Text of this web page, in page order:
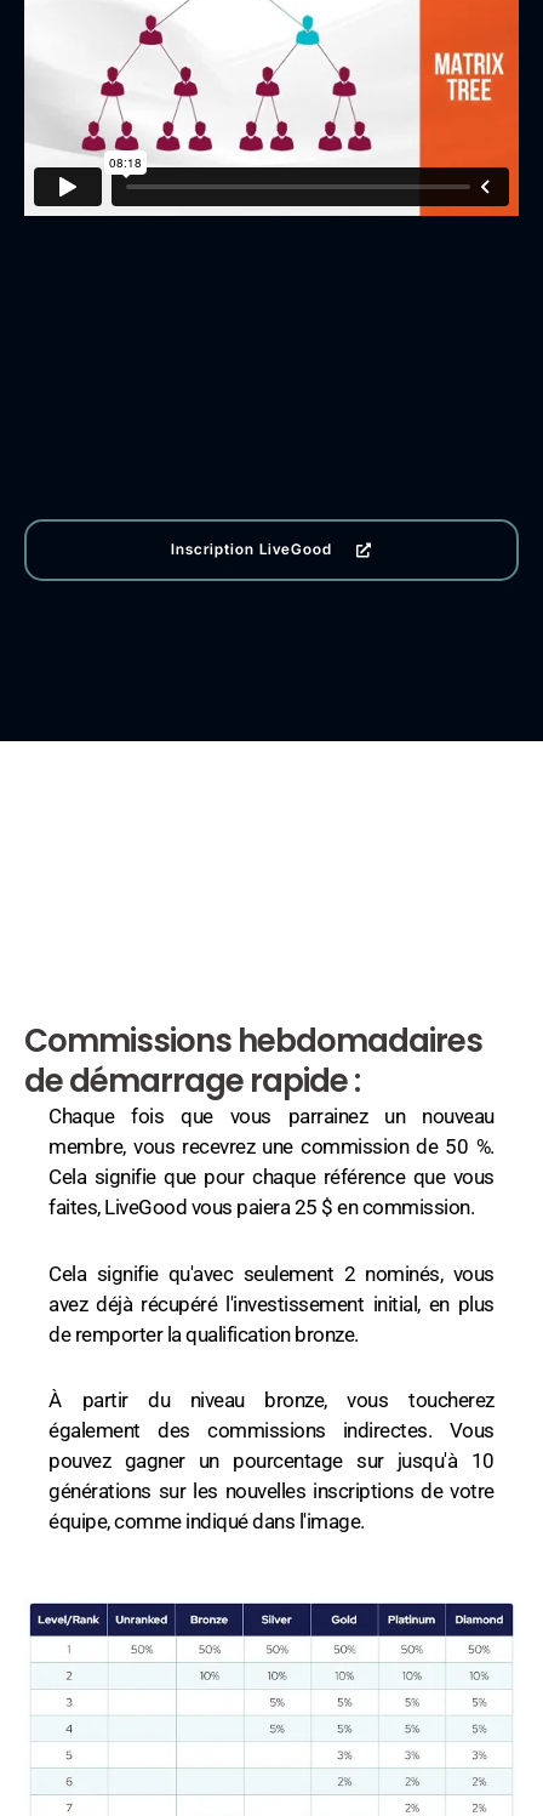
Inscription LiveGood
Commissions hebdomadaires
de démarrage rapide :
Chaque fois que vous parrainez un nouveau
membre, vous recevrez une commission de 50 %.
Cela signifie que pour chaque référence que vous
faites, LiveGood vous paiera 25 $ en commission.
Cela signifie qu'avec seulement 2 nominés, vous
avez déjà récupéré l'investissement initial, en plus
de remporter la qualification bronze.
À partir du niveau bronze, vous toucherez
également des commissions indirectes. Vous
pouvez gagner un pourcentage sur jusqu'à 10
générations sur les nouvelles inscriptions de votre
équipe, comme indiqué dans l'image.